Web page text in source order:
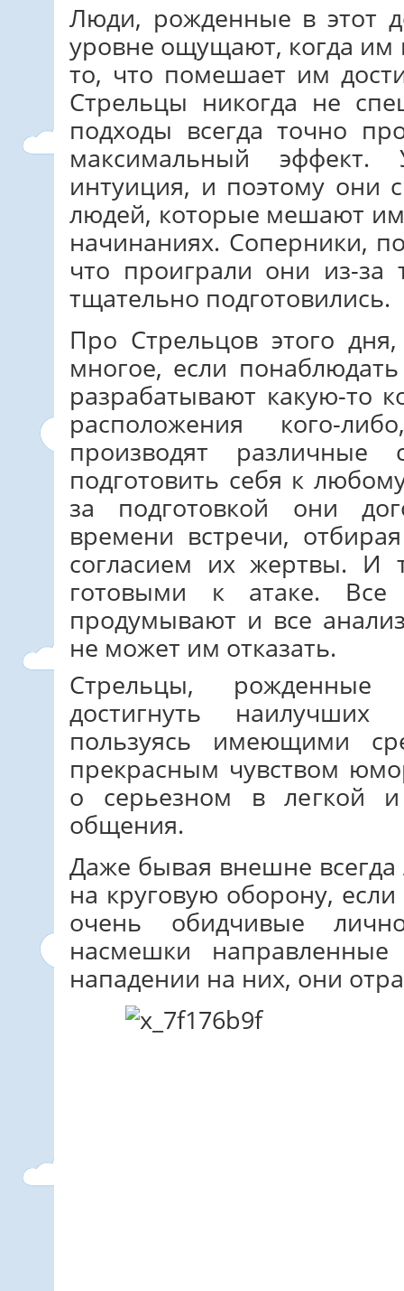
Люди, рожденные в этот
уровне ощущают, когда им
то, что помешает им
Стрельцы никогда не
подходы всегда точно
максимальный
интуиция, и поэтому они
людей, которые мешают
начинаниях. Соперники,
что проиграли они из-за
тщательно подготовились.
Про Стрельцов этого
многое, если
разрабатывают какую-то
расположения кого-
производят
подготовить себя к
за подготовкой они
времени встречи,
согласием их жертвы. И
готовыми к атаке.
продумывают и все
не может им отказать.
Стрельцы,
достигнуть
пользуясь имеющими
прекрасным чувством
о серьезном в легкой
общения.
Даже бывая внешне
на круговую оборону,
очень обидчивые
насмешки
нападении на них, они